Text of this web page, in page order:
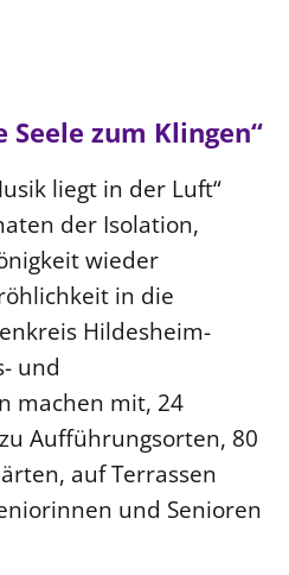
zum Klingen“
liegt in der Luft“
der Isolation,
wieder
in die
Hildesheim-
und
machen mit, 24
Aufführungsorten, 80
auf Terrassen
und Senioren
Gewalt